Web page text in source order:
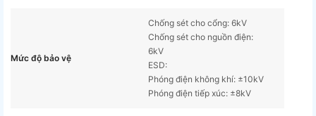
Mức độ bảo vệ
Chống sét cho cổng: 6kV
Chống sét cho nguồn điện:
6kV
ESD:
Phóng điện không khí: ±10kV
Phóng điện tiếp xúc: ±8kV